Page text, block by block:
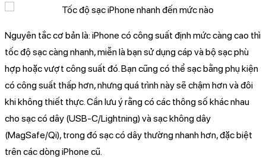
Nguyên tắc cơ bản là: iPhone có công suất định mức càng cao thì
tốc độ sạc càng nhanh, miễn là bạn sử dụng cáp và bộ sạc phù
hợp hoặc vượt công suất đó. Bạn cũng có thể sạc bằng phụ kiện
có công suất thấp hơn, nhưng quá trình này sẽ chậm hơn và đôi
khi không thiết thực. Cần lưu ý rằng có các thông số khác nhau
cho sạc có dây (USB-C/Lightning) và sạc không dây
(MagSafe/Qi), trong đó sạc có dây thường nhanh hơn, đặc biệt
trên các dòng iPhone cũ.